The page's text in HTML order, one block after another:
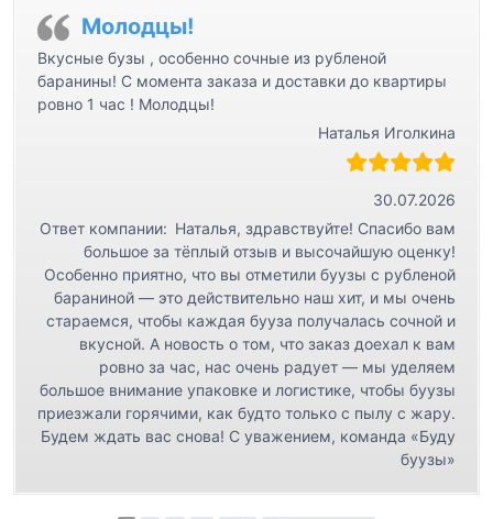
Молодцы!
Вкусные бузы , особенно сочные из рубленой
баранины! С момента заказа и доставки до квартиры
ровно 1 час ! Молодцы!
Наталья Иголкина
30.07.2026
Ответ компании: Наталья, здравствуйте! Спасибо вам
большое за тёплый отзыв и высочайшую оценку!
Особенно приятно, что вы отметили буузы с рубленой
бараниной — это действительно наш хит, и мы очень
стараемся, чтобы каждая бууза получалась сочной и
вкусной. А новость о том, что заказ доехал к вам
ровно за час, нас очень радует — мы уделяем
большое внимание упаковке и логистике, чтобы буузы
приезжали горячими, как будто только с пылу с жару.
Будем ждать вас снова! С уважением, команда «Буду
буузы»